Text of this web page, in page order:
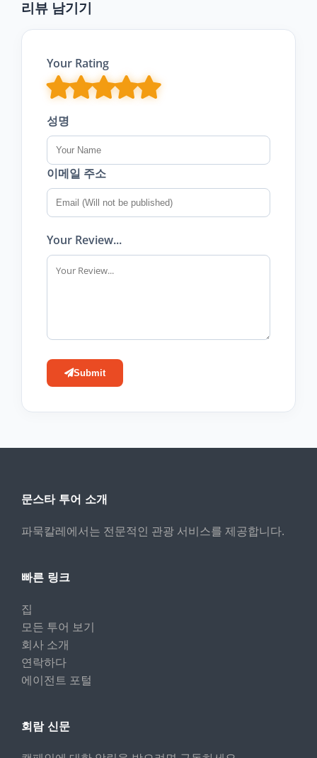
리뷰 남기기
Your Rating
성명
이메일 주소
Your Review...
Submit
문스타 투어 소개
파묵칼레에서는 전문적인 관광 서비스를 제공합니다.
빠른 링크
집
모든 투어 보기
회사 소개
연락하다
에이전트 포털
회람 신문